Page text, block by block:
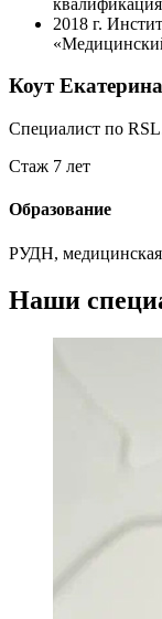
2018 г.
Коут
Специалист по
Стаж 7 лет
Образование
РУДН, медицинская
Наши